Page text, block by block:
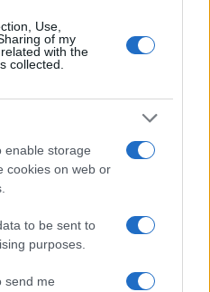
Use,
of my
with the
collected.
enable storage
cookies on web or
to be sent to
purposes.
send me